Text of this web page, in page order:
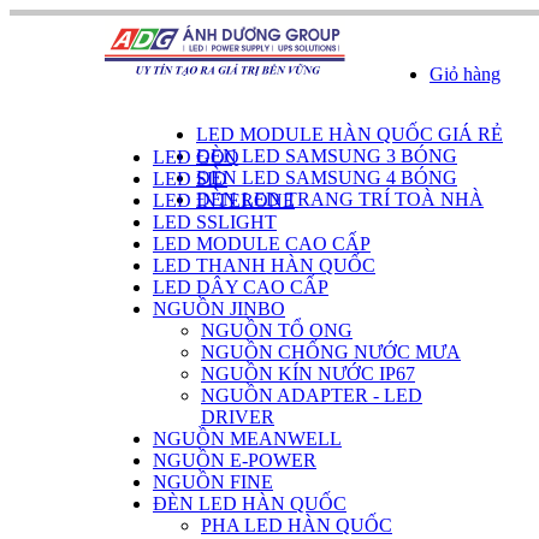
Giỏ hàng
LED MODULE HÀN QUỐC GIÁ RẺ
ĐÈN LED SAMSUNG 3 BÓNG
ĐÈN LED SAMSUNG 4 BÓNG
ĐÈN LED TRANG TRÍ TOÀ NHÀ
LED GOQ
LED SID
LED INTERONE
LED SSLIGHT
LED MODULE CAO CẤP
LED THANH HÀN QUỐC
LED DÂY CAO CẤP
NGUỒN JINBO
NGUỒN TỔ ONG
NGUỒN CHỐNG NƯỚC MƯA
NGUỒN KÍN NƯỚC IP67
NGUỒN ADAPTER - LED
DRIVER
NGUỒN MEANWELL
NGUỒN E-POWER
NGUỒN FINE
ĐÈN LED HÀN QUỐC
PHA LED HÀN QUỐC